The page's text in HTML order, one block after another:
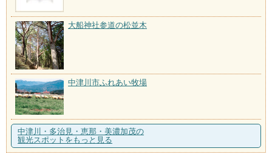
大船神社参道の松並木
中津川市ふれあい牧場
中津川・多治見・恵那・美濃加茂の
観光スポットをもっと見る